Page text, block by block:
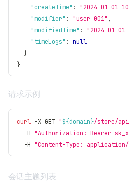
"createTime" : "2024-01-01
"modifier" : "user_001" ,
"modifiedTime" : "2024-01-01
"timeLogs" : null
}
}
请求示例
curl -X GET "${domain}/store/
  -H
"Authorization: Bearer
  -H
"Content-Type:
会话主题列表